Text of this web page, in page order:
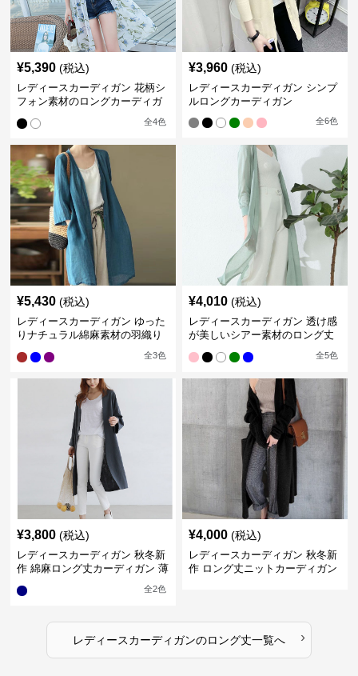
¥5,390 (税込)
レディースカーディガン 花柄シ
フォン素材のロングカーディガ
全4色
¥3,960 (税込)
レディースカーディガン シンプ
ルロングカーディガン
全6色
¥5,430 (税込)
レディースカーディガン ゆった
りナチュラル綿麻素材の羽織り
全3色
¥4,010 (税込)
レディースカーディガン 透け感
が美しいシアー素材のロング丈
全5色
¥3,800 (税込)
レディースカーディガン 秋冬新
作 綿麻ロング丈カーディガン 薄
全2色
¥4,000 (税込)
レディースカーディガン 秋冬新
作 ロング丈ニットカーディガン
レディースカーディガンのロング丈一覧へ ›